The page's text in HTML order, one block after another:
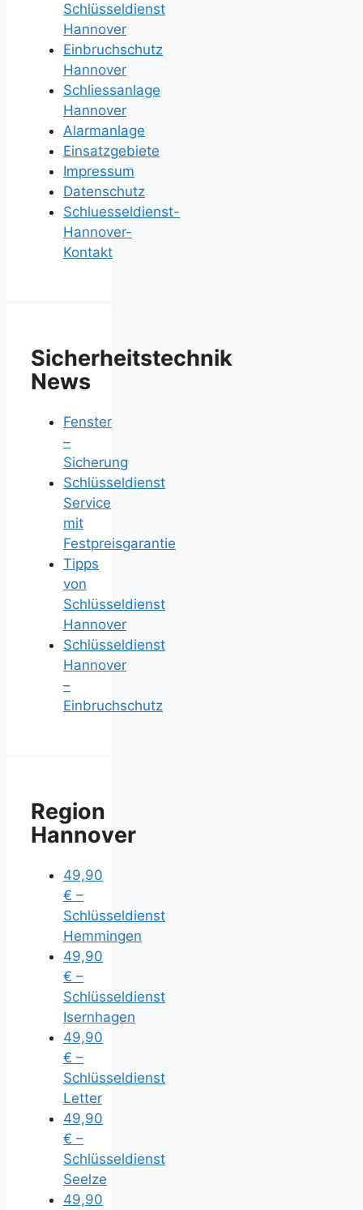
Schlüsseldienst
Hannover
Einbruchschutz
Hannover
Schliessanlage
Hannover
Alarmanlage
Einsatzgebiete
Impressum
Datenschutz
Schluesseldienst-
Hannover-
Kontakt
Sicherheitstechnik
News
Fenster
–
Sicherung
Schlüsseldienst
Service
mit
Festpreisgarantie
Tipps
von
Schlüsseldienst
Hannover
Schlüsseldienst
Hannover
–
Einbruchschutz
Region
Hannover
49,90
€ –
Schlüsseldienst
Hemmingen
49,90
€ –
Schlüsseldienst
Isernhagen
49,90
€ –
Schlüsseldienst
Letter
49,90
€ –
Schlüsseldienst
Seelze
49,90